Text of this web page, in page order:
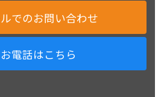
でのお問い合わせ
お電話はこちら